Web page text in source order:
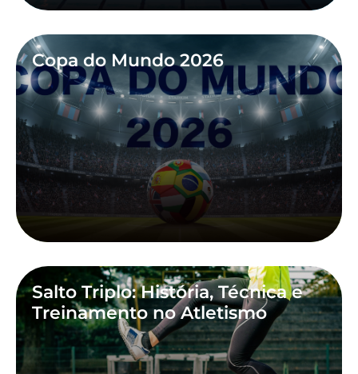
Copa do Mundo 2026
Salto Triplo: História, Técnica e
Treinamento no Atletismo